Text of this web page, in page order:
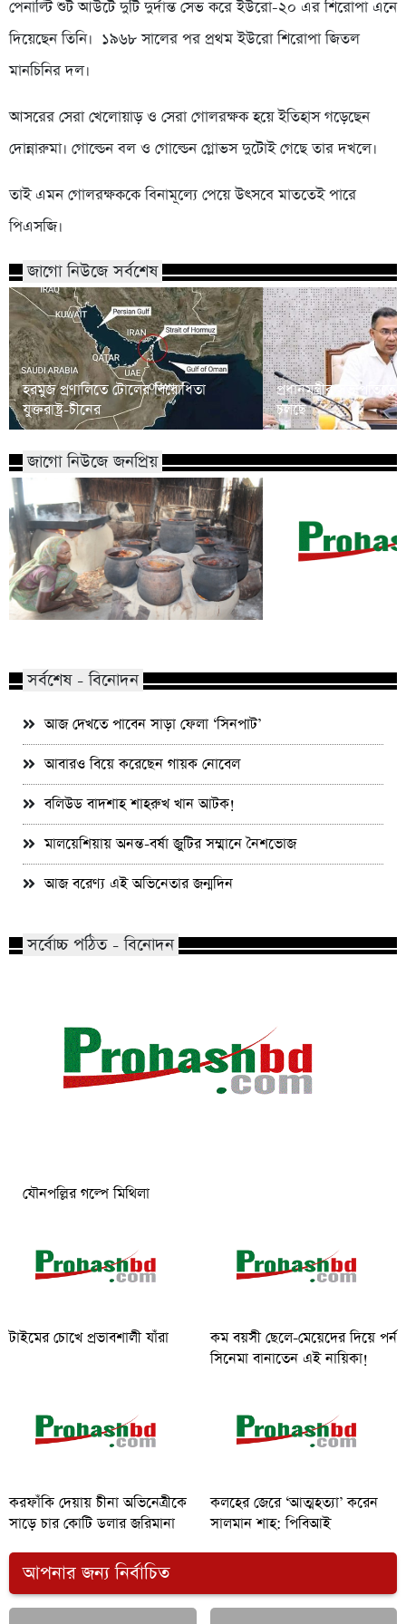
পেনাল্টি শুট আউটে দুটি দুর্দান্ত সেভ করে ইউরো-২০ এর শিরোপা এনে
দিয়েছেন তিনি। ১৯৬৮ সালের পর প্রথম ইউরো শিরোপা জিতল
মানচিনির দল।
আসরের সেরা খেলোয়াড় ও সেরা গোলরক্ষক হয়ে ইতিহাস গড়েছেন
দোন্নারুমা। গোল্ডেন বল ও গোল্ডেন গ্লোভস দুটোই গেছে তার দখলে।
তাই এমন গোলরক্ষককে বিনামূল্যে পেয়ে উৎসবে মাততেই পারে
পিএসজি।
জাগো নিউজে সর্বশেষ
হরমুজ প্রণালিতে টোলের বিরোধিতা
যুক্তরাষ্ট্র-চীনের
প্রধানমন্ত্রীর
চলছে
জাগো নিউজে জনপ্রিয়
সর্বশেষ - বিনোদন
আজ দেখতে পাবেন সাড়া ফেলা ‘সিনপাট’
আবারও বিয়ে করেছেন গায়ক নোবেল
বলিউড বাদশাহ শাহরুখ খান আটক!
মালয়েশিয়ায় অনন্ত-বর্ষা জুটির সম্মানে নৈশভোজ
আজ বরেণ্য এই অভিনেতার জন্মদিন
সর্বোচ্চ পঠিত - বিনোদন
যৌনপল্লির গল্পে মিথিলা
টাইমের চোখে প্রভাবশালী যাঁরা
কম বয়সী ছেলে-মেয়েদের দিয়ে পর্ন
সিনেমা বানাতেন এই নায়িকা!
করফাঁকি দেয়ায় চীনা অভিনেত্রীকে
সাড়ে চার কোটি ডলার জরিমানা
কলহের জেরে ‘আত্মহত্যা’ করেন
সালমান শাহ: পিবিআই
আপনার জন্য নির্বাচিত